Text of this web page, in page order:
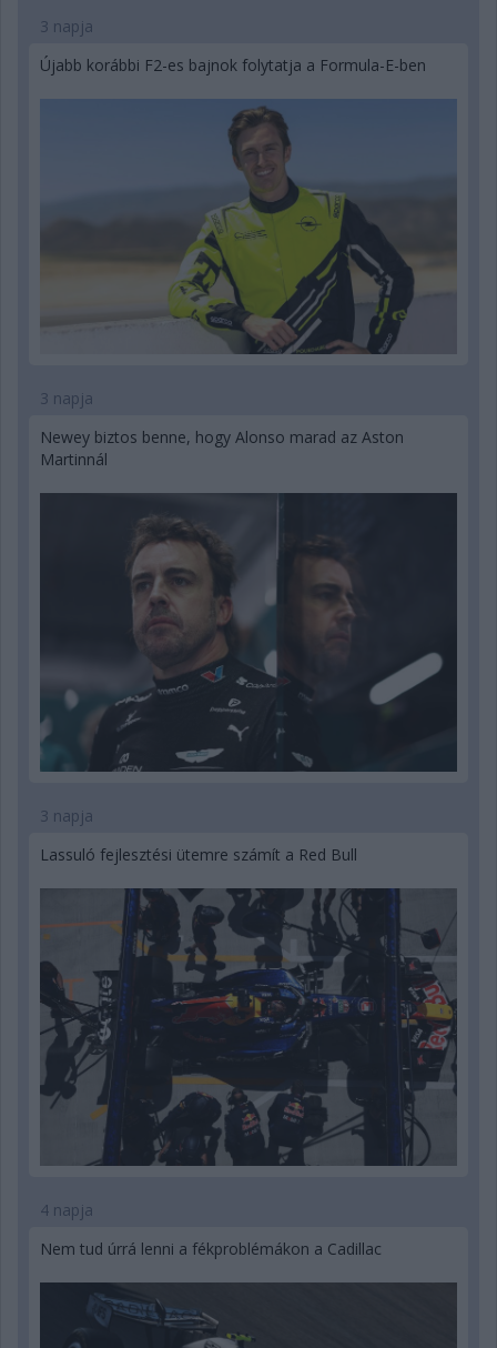
3 napja
Újabb korábbi F2-es bajnok folytatja a Formula-E-ben
3 napja
Newey biztos benne, hogy Alonso marad az Aston
Martinnál
3 napja
Lassuló fejlesztési ütemre számít a Red Bull
4 napja
Nem tud úrrá lenni a fékproblémákon a Cadillac